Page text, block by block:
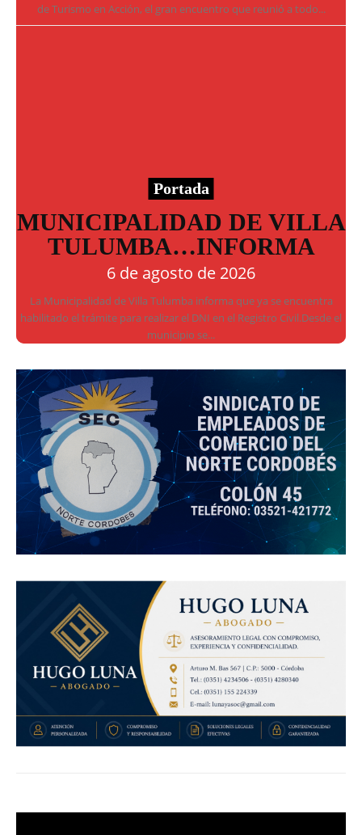
de Turismo en Acción, el gran encuentro que reunió a todo...
Portada
MUNICIPALIDAD DE VILLA
TULUMBA…INFORMA
6 de agosto de 2026
La Municipalidad de Villa Tulumba informa que ya se encuentra
habilitado el trámite para realizar el DNI en el Registro Civil.Desde el
municipio se...